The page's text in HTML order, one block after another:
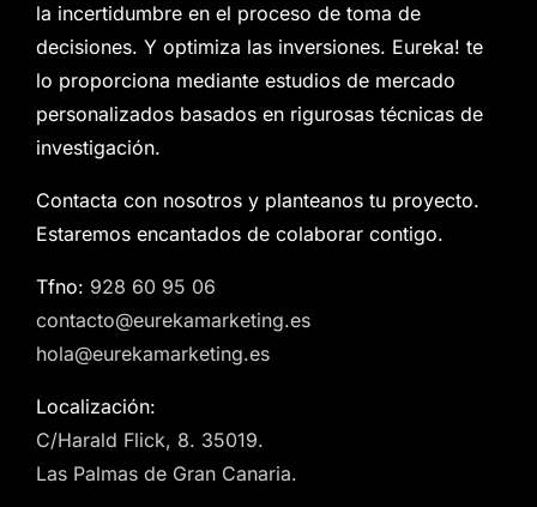
la incertidumbre en el proceso de toma de
decisiones. Y optimiza las inversiones. Eureka! te
lo proporciona mediante estudios de mercado
personalizados basados en rigurosas técnicas de
investigación.
Contacta con nosotros y planteanos tu proyecto.
Estaremos encantados de colaborar contigo.
Tfno: 928 60 95 06
contacto@eurekamarketing.es
hola@eurekamarketing.es
Localización:
C/Harald Flick, 8. 35019.
Las Palmas de Gran Canaria.